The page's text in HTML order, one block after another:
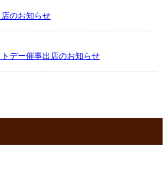
のお知らせ
デー催事出店のお知らせ